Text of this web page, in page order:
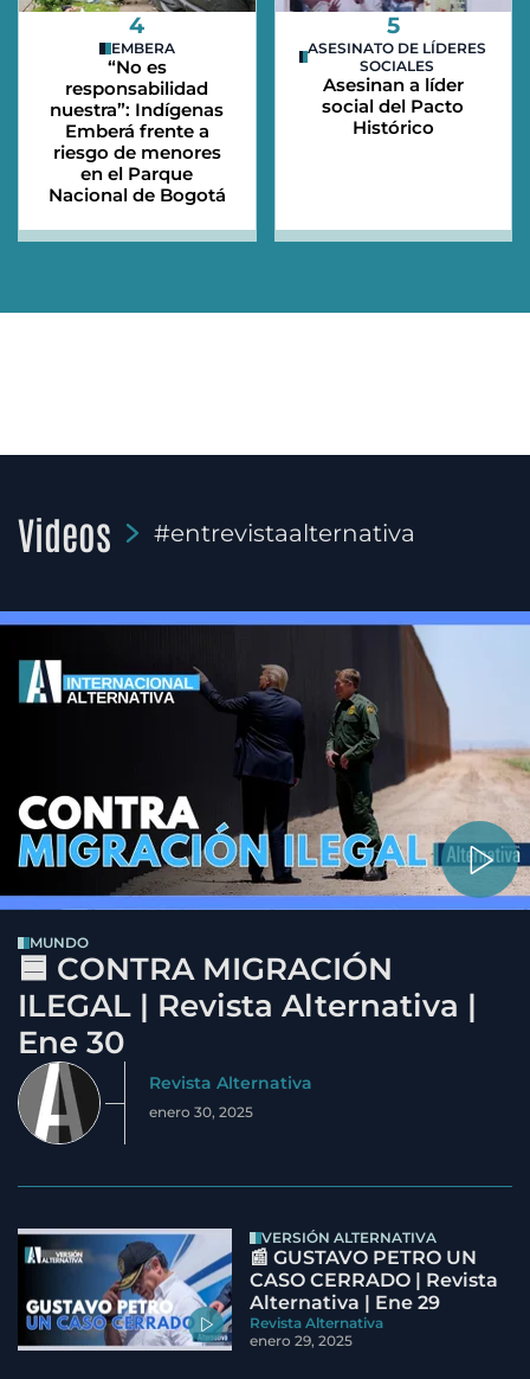
4
EMBERA
“No es
responsabilidad
nuestra”: Indígenas
Emberá frente a
riesgo de menores
en el Parque
Nacional de Bogotá
5
ASESINATO DE LÍDERES
SOCIALES
Asesinan a líder
social del Pacto
Histórico
Videos #entrevistaalternativa
MUNDO
🟦 CONTRA MIGRACIÓN
ILEGAL | Revista Alternativa |
Ene 30
Revista Alternativa
enero 30, 2025
VERSIÓN ALTERNATIVA
📰 GUSTAVO PETRO UN
CASO CERRADO | Revista
Alternativa | Ene 29
Revista Alternativa
enero 29, 2025